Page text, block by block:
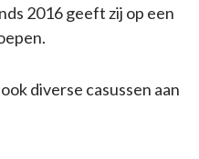
2016 geeft zij op een
diverse casussen aan